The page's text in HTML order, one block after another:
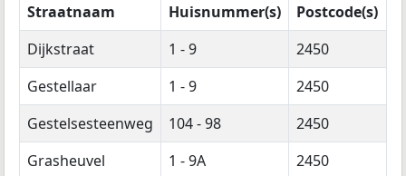
Straatnaam Huisnummer(s)
Postcode(s)
Dijkstraat
1 - 9
2450
Gestellaar
1 - 9
2450
Gestelsesteenweg
104 - 98
2450
Grasheuvel
1 - 9A
2450